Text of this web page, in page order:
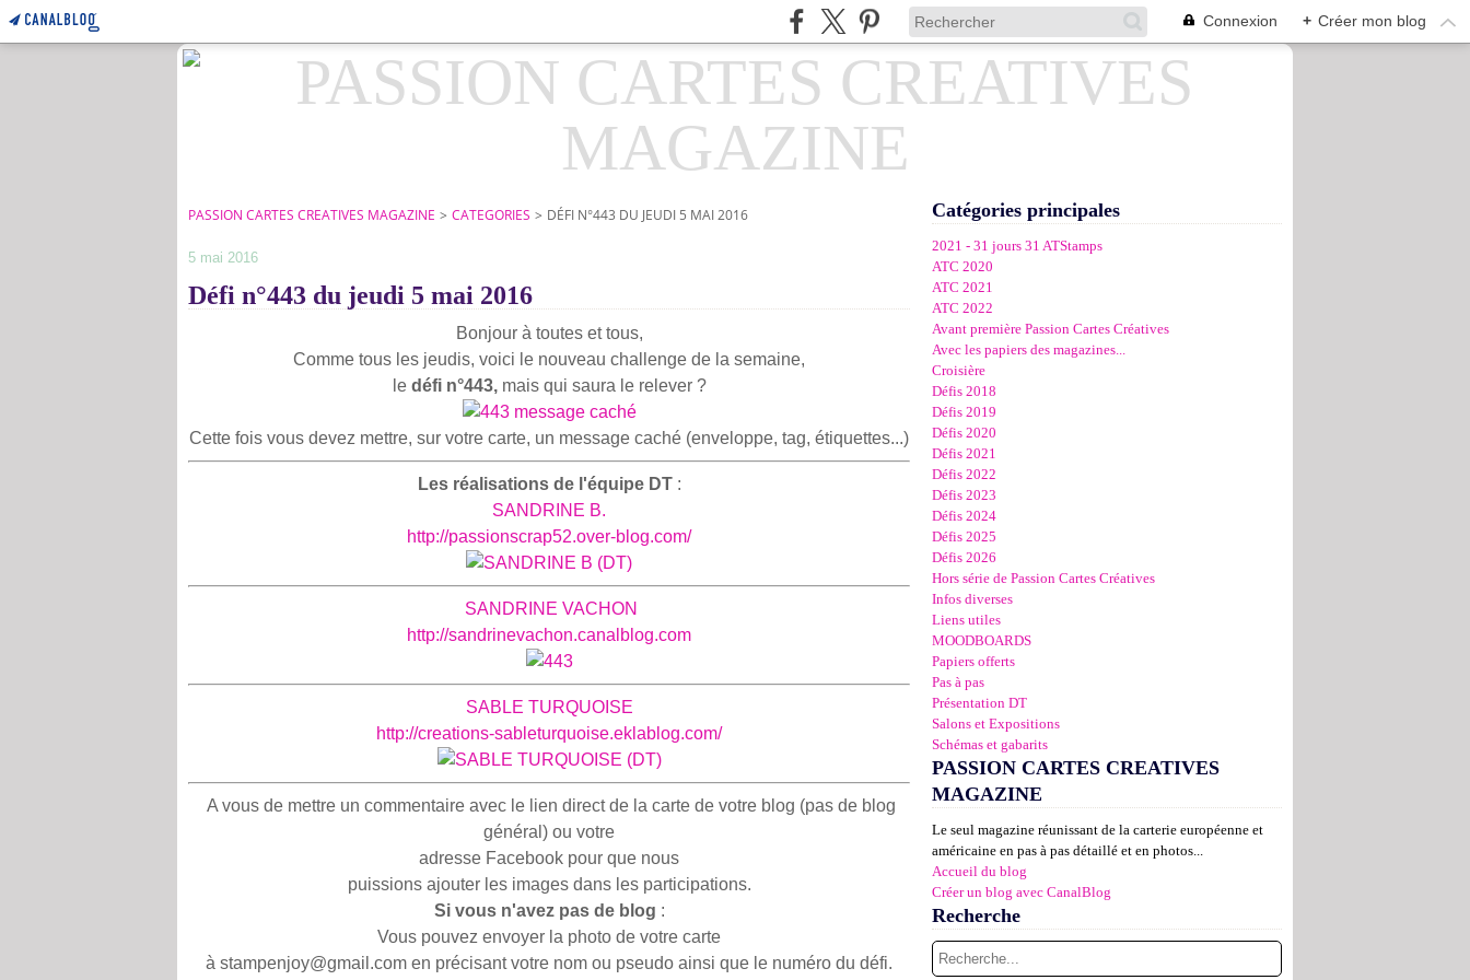
Connexion + Créer mon blog
PASSION CARTES CREATIVES MAGAZINE > CATEGORIES > DÉFI N°443 DU JEUDI 5 MAI 2016
5 mai 2016
Défi n°443 du jeudi 5 mai 2016
Bonjour à toutes et tous,
Comme tous les jeudis, voici le nouveau challenge de la semaine,
le défi n°443,mais qui saura le relever ?
Cette fois vous devez mettre, sur votre carte, un message caché (enveloppe, tag, étiquettes...)
Les réalisations de l'équipe DT:
SAN DRINE B.
http://passionscrap52.over-blog.com/
SANDRINE VACHON
http://sandrinevachon.canalblog.com
SABLE TURQUOISE
http://creations-sableturquoise.eklablog.com/
A vous de mettre un commentaire avec le lien direct de la carte de votre blog (pas de blog
général) ou votre
adresse Facebook pour que nous
puissions ajouter les images dans les participations.
Si vous n'avez pas de blog :
Vous pouvez envoyer la photo de votre carte
à stampenjoy@gmail.com en précisant votre nom ou pseudo ainsi que le numéro du défi.
Catégories principales
2021 - 31 jours 31 ATStamps
ATC 2020
ATC 2021
ATC 2022
Avant première Passion Cartes Créatives
Avec les papiers des magazines...
Croisière
Défis 2018
Défis 2019
Défis 2020
Défis 2021
Défis 2022
Défis 2023
Défis 2024
Défis 2025
Défis 2026
Hors série de Passion Cartes Créatives
Infos diverses
Liens utiles
MOODBOARDS
Papiers offerts
Pas à pas
Présentation DT
Salons et Expositions
Schémas et gabarits
PASSION CARTES CREATIVES
MAGAZINE
Le seul magazine réunissant de la carterie européenne et
américaine en pas à pas détaillé et en photos...
Accueil du blog
Créer un blog avec CanalBlog
Recherche